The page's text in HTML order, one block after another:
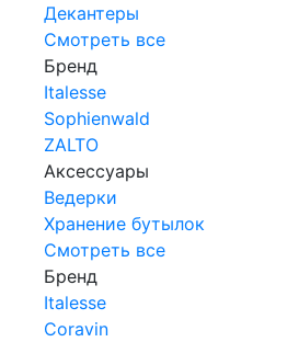
Декантеры
Смотреть все
Бренд
Italesse
Sophienwald
ZALTO
Аксессуары
Ведерки
Хранение бутылок
Смотреть все
Бренд
Italesse
Coravin